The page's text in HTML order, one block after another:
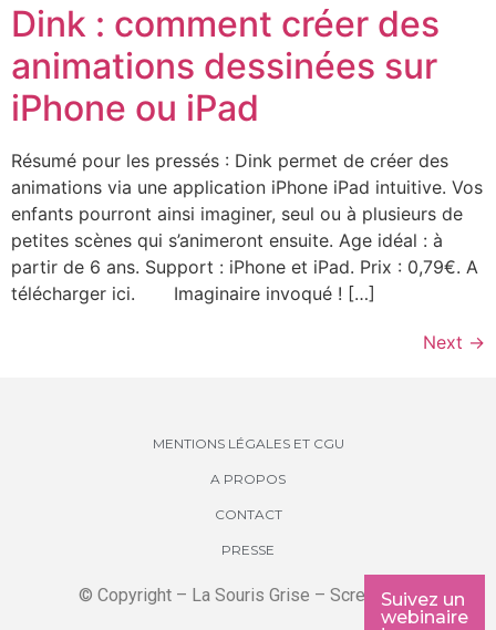
Suivez un
webinaire
Dink : comment créer des
animations dessinées sur
iPhone ou iPad
Résumé pour les pressés : Dink permet de créer des
animations via une application iPhone iPad intuitive. Vos
enfants pourront ainsi imaginer, seul ou à plusieurs de
petites scènes qui s’animeront ensuite. Age idéal : à
partir de 6 ans. Support : iPhone et iPad. Prix : 0,79€. A
télécharger ici. Imaginaire invoqué ! […]
Next →
MENTIONS LÉGALES ET CGU
A PROPOS
CONTACT
PRESSE
© Copyright – La Souris Grise – Screenkids